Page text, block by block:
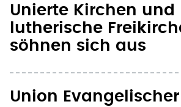
Unierte Kirchen und
lutherische
söhnen sich aus
Union